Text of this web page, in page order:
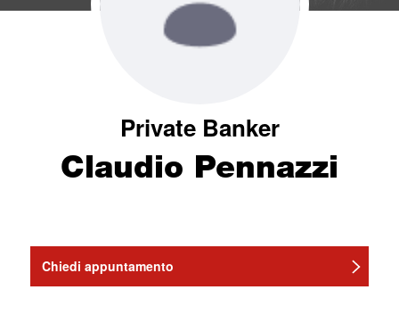
Private Banker
Claudio Pennazzi
Chiedi appuntamento